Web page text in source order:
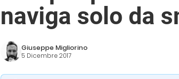
naviga solo da
Giuseppe Migliorino
5 Dicembre 2017